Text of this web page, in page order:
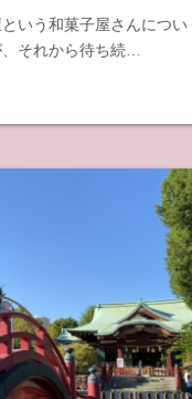
いう和菓子屋さんについ
、それから待ち続…